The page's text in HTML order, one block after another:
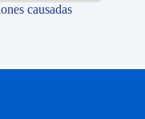
causadas